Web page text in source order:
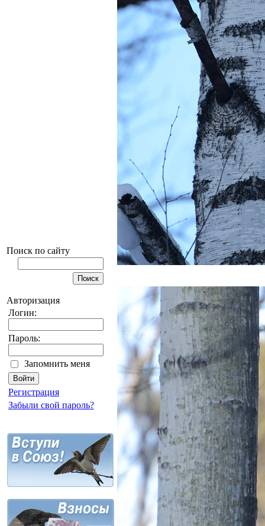
Поиск по сайту
Авторизация
Логин:
Пароль:
Запомнить меня
Регистрация
Забыли свой пароль?